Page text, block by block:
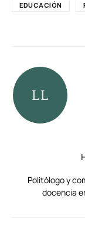
EDUCACIÓN
Politólogo y
docencia